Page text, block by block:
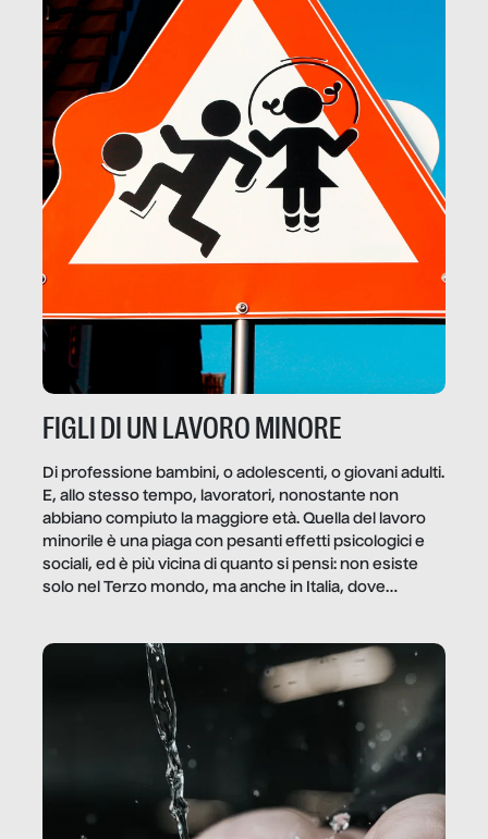
FIGLI DI UN LAVORO MINORE
Di professione bambini, o adolescenti, o giovani adulti.
E, allo stesso tempo, lavoratori, nonostante non
abbiano compiuto la maggiore età. Quella del lavoro
minorile è una piaga con pesanti effetti psicologici e
sociali, ed è più vicina di quanto si pensi: non esiste
solo nel Terzo mondo, ma anche in Italia, dove